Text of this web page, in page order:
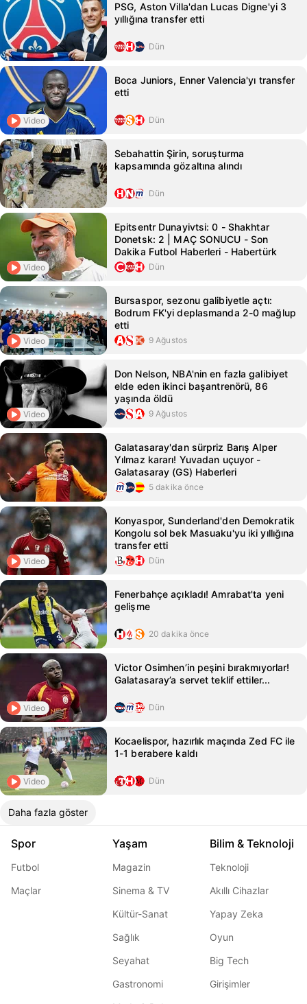
PSG, Aston Villa'dan Lucas Digne'yi 3
yıllığına transfer etti
Dün
Video
Boca Juniors, Enner Valencia'yı transfer
etti
Dün
Sebahattin Şirin, soruşturma
kapsamında gözaltına alındı
Dün
Video
Epitsentr Dunayivtsi: 0 - Shakhtar
Donetsk: 2 | MAÇ SONUCU - Son
Dakika Futbol Haberleri - Habertürk
Dün
Video
Bursaspor, sezonu galibiyetle açtı:
Bodrum FK'yi deplasmanda 2-0 mağlup
etti
9 Ağustos
Video
Don Nelson, NBA'nin en fazla galibiyet
elde eden ikinci başantrenörü, 86
yaşında öldü
9 Ağustos
Galatasaray'dan sürpriz Barış Alper
Yılmaz kararı! Yuvadan uçuyor -
Galatasaray (GS) Haberleri
5 dakika önce
Video
Konyaspor, Sunderland'den Demokratik
Kongolu sol bek Masuaku'yu iki yıllığına
transfer etti
Dün
Fenerbahçe açıkladı! Amrabat'ta yeni
gelişme
20 dakika önce
Video
Victor Osimhen’in peşini bırakmıyorlar!
Galatasaray’a servet teklif ettiler...
Dün
Video
Kocaelispor, hazırlık maçında Zed FC ile
1-1 berabere kaldı
Dün
Daha fazla göster
Spor
Futbol
Maçlar
Yaşam
Magazin
Sinema & TV
Kültür-Sanat
Sağlık
Seyahat
Gastronomi
Bilim & Teknoloji
Teknoloji
Akıllı Cihazlar
Yapay Zeka
Oyun
Big Tech
Girişimler